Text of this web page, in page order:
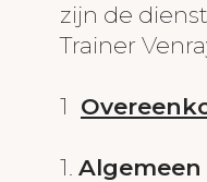
zijn de
Trainer
1
1. Algemeen